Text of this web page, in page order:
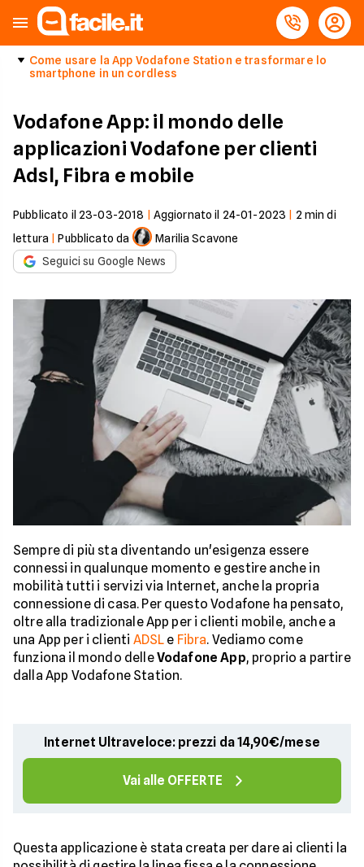
Come usare la App Vodafone Station e trasformare lo
smartphone in un cordless
Vodafone App: il mondo delle
applicazioni Vodafone per clienti
Adsl, Fibra e mobile
Pubblicato il 23-03-2018 Aggiornato il 24-01-2023 2 min di
lettura |Pubblicato da
Marilia Scavone
Seguici su Google News
Sempre di più sta diventando un'esigenza essere
connessi in qualunque momento e gestire anche in
mobilità tutti i servizi via Internet, anche la propria
connessione di casa. Per questo Vodafone ha pensato,
oltre alla tradizionale App per i clienti mobile, anche a
una App per i clienti ADSL e Fibra. Vediamo come
funziona il mondo delleVodafone App, proprio a partire
dalla App Vodafone Station.
Internet Ultraveloce: prezzi da 14,90€/mese
Vai alle OFFERTE
Questa applicazione è stata creata per dare ai clienti la